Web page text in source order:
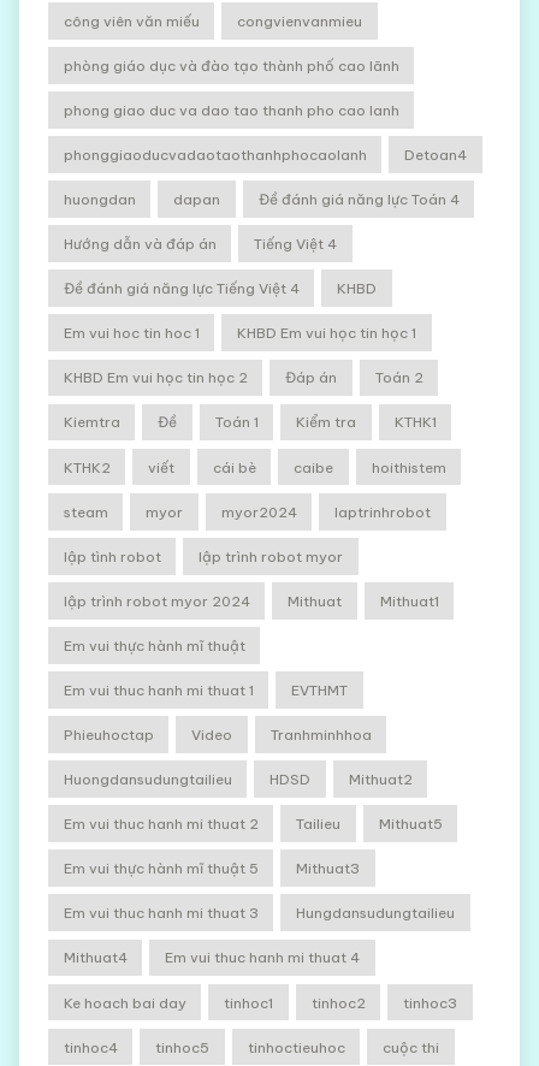
công viên văn miếu congvienvanmieu
phòng giáo dục và đào tạo thành phố cao lãnh
phong giao duc va dao tao thanh pho cao lanh
phonggiaoducvadaotaothanhphocaolanh Detoan4
huongdan dapan Đề đánh giá năng lực Toán 4
Hướng dẫn và đáp án Tiếng Việt 4
Đề đánh giá năng lực Tiếng Việt 4 KHBD
Em vui hoc tin hoc 1 KHBD Em vui học tin học 1
KHBD Em vui học tin học 2 Đáp án Toán 2
Kiemtra Đề Toán 1 Kiểm tra KTHK1
KTHK2 viết cái bè caibe hoithistem
steam myor myor2024 laptrinhrobot
lập tình robot lập trình robot myor
lập trình robot myor 2024 Mithuat Mithuat1
Em vui thực hành mĩ thuật
Em vui thuc hanh mi thuat 1 EVTHMT
Phieuhoctap Video Tranhminhhoa
Huongdansudungtailieu HDSD Mithuat2
Em vui thuc hanh mi thuat 2 Tailieu Mithuat5
Em vui thực hành mĩ thuật 5 Mithuat3
Em vui thuc hanh mi thuat 3 Hungdansudungtailieu
Mithuat4 Em vui thuc hanh mi thuat 4
Ke hoach bai day tinhoc1 tinhoc2 tinhoc3
tinhoc4 tinhoc5 tinhoctieuhoc cuộc thi